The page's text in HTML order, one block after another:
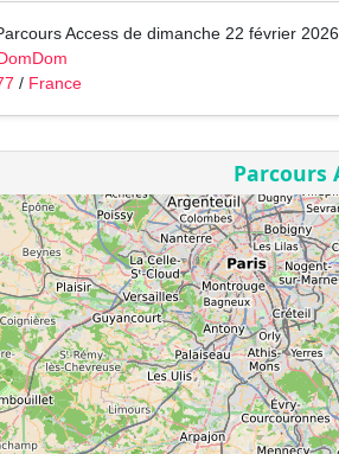
Access de dimanche 22 février 2026
/ France